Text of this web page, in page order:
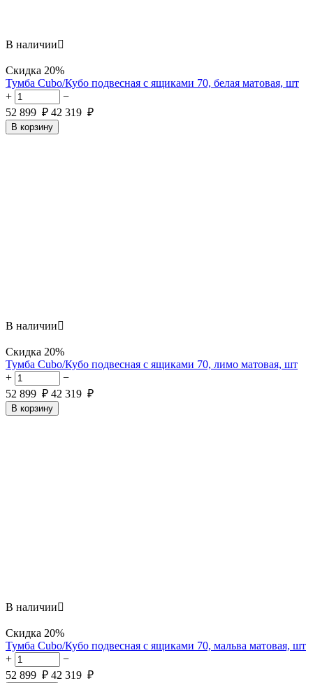
В наличии
Скидка 20%
Тумба Cubo/Кубо подвесная с ящиками 70, белая матовая, шт
+
−
52 899 ₽ 42 319 ₽
В корзину
В наличии
Скидка 20%
Тумба Cubo/Кубо подвесная с ящиками 70, лимо матовая, шт
+
−
52 899 ₽ 42 319 ₽
В корзину
В наличии
Скидка 20%
Тумба Cubo/Кубо подвесная с ящиками 70, мальва матовая, шт
+
−
52 899 ₽ 42 319 ₽